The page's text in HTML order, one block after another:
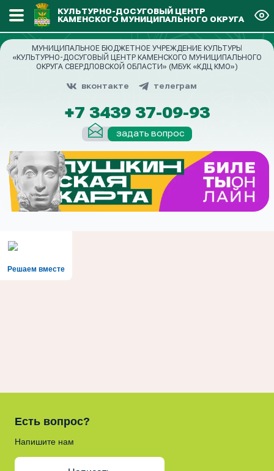
КУЛЬТУРНО-ДОСУГОВЫЙ ЦЕНТР
КАМЕНСКОГО МУНИЦИПАЛЬНОГО ОКРУГА
МУНИЦИПАЛЬНОЕ БЮДЖЕТНОЕ УЧРЕЖДЕНИЕ КУЛЬТУРЫ
«КУЛЬТУРНО-ДОСУГОВЫЙ ЦЕНТР КАМЕНСКОГО МУНИЦИПАЛЬНОГО
ОКРУГА СВЕРДЛОВСКОЙ ОБЛАСТИ» (МБУК «КДЦ КМО»)
вконтакте телеграм
+7 3439 37-09-93
задать вопрос
Решаем вместе
Есть вопрос?
Напишите нам